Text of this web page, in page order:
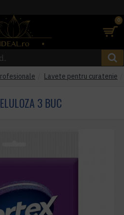
0
Lavete pentru curatenie
3 BUC